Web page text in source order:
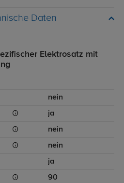
Daten
Elektrosatz mit
nein
ja
nein
nein
ja
90